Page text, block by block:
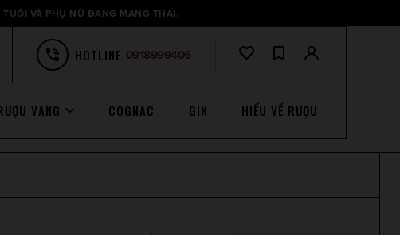
VÀ PHỤ NỮ ĐANG MANG THAI.
HOTLINE 0918999406
VANG COGNAC GIN HIỂU VỀ RƯỢU